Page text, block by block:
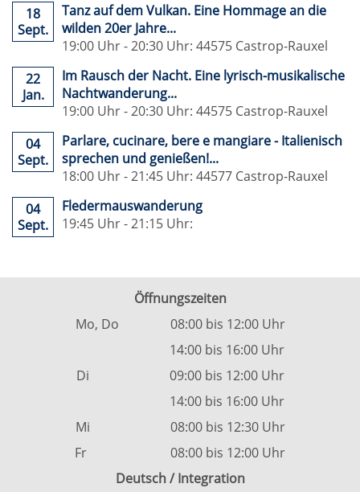
18
Sept.
Tanz auf dem Vulkan. Eine Hommage an die
wilden 20er Jahre...
19:00 Uhr - 20:30 Uhr: 44575 Castrop-Rauxel
22
Jan.
Im Rausch der Nacht. Eine lyrisch-musikalische
Nachtwanderung...
19:00 Uhr - 20:30 Uhr: 44575 Castrop-Rauxel
04
Sept.
Parlare, cucinare, bere e mangiare - Italienisch
sprechen und genießen!...
18:00 Uhr - 21:45 Uhr: 44577 Castrop-Rauxel
04
Sept.
Fledermauswanderung
19:45 Uhr - 21:15 Uhr:
Öffnungszeiten
Mo, Do 08:00 bis 12:00 Uhr
14:00 bis 16:00 Uhr
Di 09:00 bis 12:00 Uhr
14:00 bis 16:00 Uhr
Mi 08:00 bis 12:30 Uhr
Fr 08:00 bis 12:00 Uhr
Deutsch / Integration